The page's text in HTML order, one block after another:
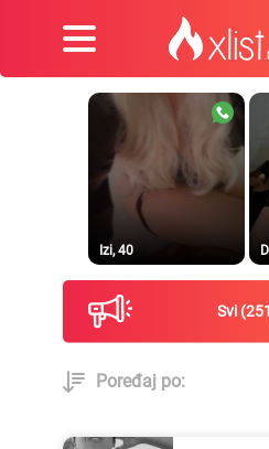
Izi, 40
Svi 251
Poređaj po: